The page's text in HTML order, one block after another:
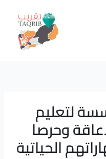
لتعليم
وحرصا
الحياتية